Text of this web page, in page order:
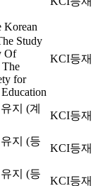
Korean
Study
Of
for
KCI등재
지 (계
KCI등재
지 (등
KCI등재
지 (등
KCI등재